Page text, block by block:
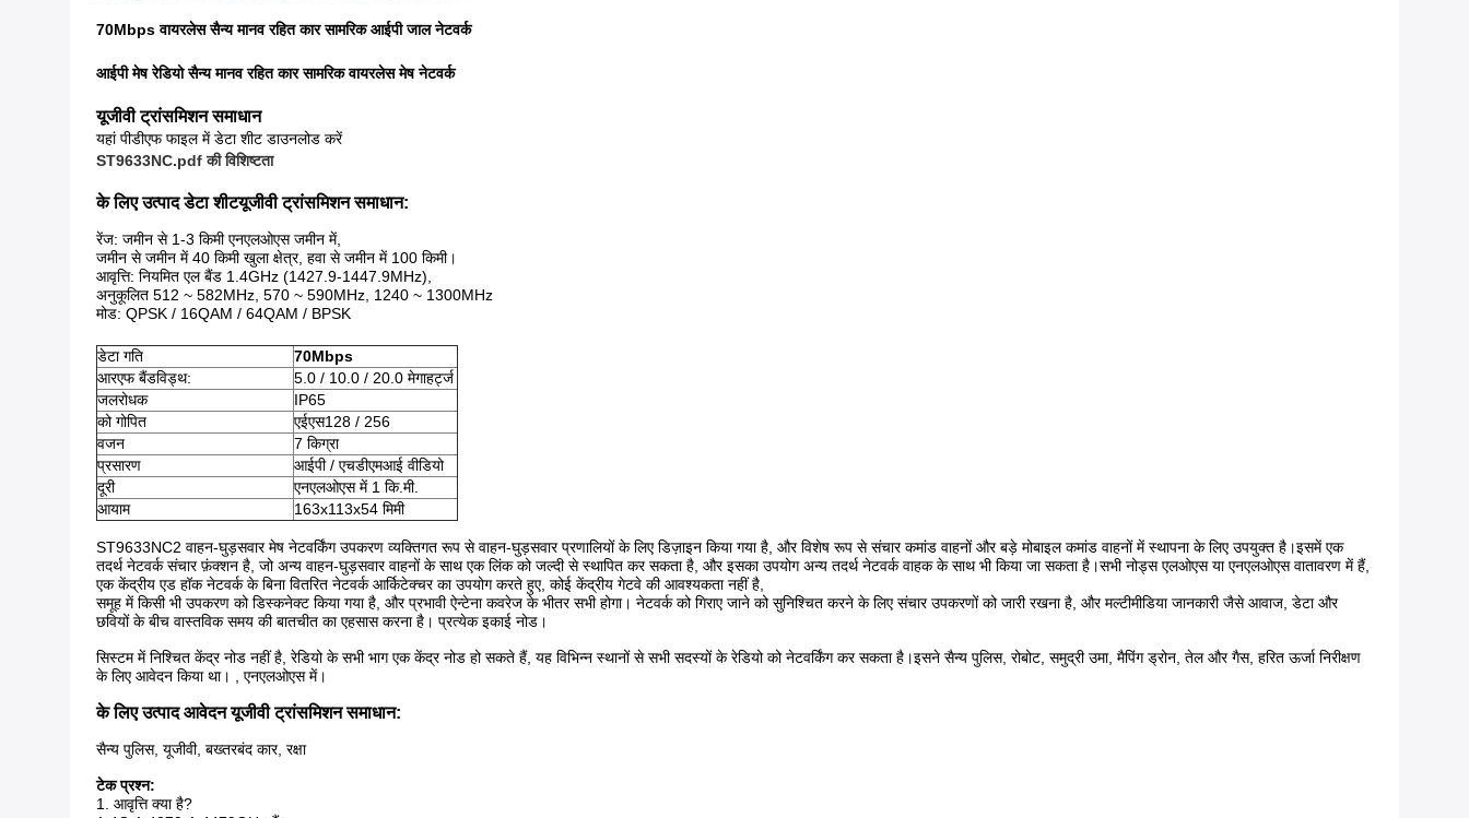
70Mbps वायरलेस सैन्य मानव रहित कार सामरिक आईपी जाल नेटवर्क
आईपी ​​मेष रेडियो सैन्य मानव रहित कार सामरिक वायरलेस मेष नेटवर्क
यूजीवी ट्रांसमिशन समाधान
यहां पीडीएफ फाइल में डेटा शीट डाउनलोड करें
ST9633NC.pdf की विशिष्टता
के लिए उत्पाद डेटा शीटयूजीवी ट्रांसमिशन समाधान:
रेंज: जमीन से 1-3 किमी एनएलओएस जमीन में,
जमीन से जमीन में 40 किमी खुला क्षेत्र, हवा से जमीन में 100 किमी।
आवृत्ति: नियमित एल बैंड 1.4GHz (1427.9-1447.9MHz),
अनुकूलित 512 ~ 582MHz, 570 ~ 590MHz, 1240 ~ 1300MHz
मोड: QPSK / 16QAM / 64QAM / BPSK
डेटा गति
70Mbps
आरएफ बैंडविड्थ:
5.0 / 10.0 / 20.0 मेगाहर्ट्ज
जलरोधक
IP65
को गोपित
एईएस128 / 256
वजन
7 किग्रा
प्रसारण
आईपी ​​/ एचडीएमआई वीडियो
दूरी
एनएलओएस में 1 कि.मी.
आयाम
163x113x54 मिमी
ST9633NC2 वाहन-घुड़सवार मेष नेटवर्किंग उपकरण व्यक्तिगत रूप से वाहन-घुड़सवार प्रणालियों के लिए डिज़ाइन किया गया है, और विशेष रूप से संचार कमांड वाहनों और बड़े मोबाइल कमांड वाहनों में स्थापना के लिए उपयुक्त है।इसमें एक
तदर्थ नेटवर्क संचार फ़ंक्शन है, जो अन्य वाहन-घुड़सवार वाहनों के साथ एक लिंक को जल्दी से स्थापित कर सकता है, और इसका उपयोग अन्य तदर्थ नेटवर्क वाहक के साथ भी किया जा सकता है।सभी नोड्स एलओएस या एनएलओएस वातावरण में हैं,
एक केंद्रीय एड हॉक नेटवर्क के बिना वितरित नेटवर्क आर्किटेक्चर का उपयोग करते हुए, कोई केंद्रीय गेटवे की आवश्यकता नहीं है,
समूह में किसी भी उपकरण को डिस्कनेक्ट किया गया है, और प्रभावी ऐन्टेना कवरेज के भीतर सभी होगा। नेटवर्क को गिराए जाने को सुनिश्चित करने के लिए संचार उपकरणों को जारी रखना है, और मल्टीमीडिया जानकारी जैसे आवाज, डेटा और
छवियों के बीच वास्तविक समय की बातचीत का एहसास करना है। प्रत्येक इकाई नोड।
सिस्टम में निश्चित केंद्र नोड नहीं है, रेडियो के सभी भाग एक केंद्र नोड हो सकते हैं, यह विभिन्न स्थानों से सभी सदस्यों के रेडियो को नेटवर्किंग कर सकता है।इसने सैन्य पुलिस, रोबोट, समुद्री उमा, मैपिंग ड्रोन, तेल और गैस, हरित ऊर्जा निरीक्षण
के लिए आवेदन किया था।
, एनएलओएस में।
के लिए उत्पाद आवेदनयूजीवी ट्रांसमिशन समाधान:
सैन्य पुलिस, यूजीवी, बख्तरबंद कार, रक्षा
टेक प्रश्न:
1. आवृत्ति क्या है?